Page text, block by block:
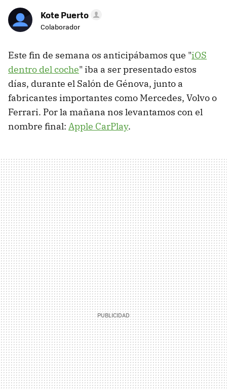
Kote Puerto
Colaborador
Este fin de semana os anticipábamos que "iOS
dentro del coche" iba a ser presentado estos
días, durante el Salón de Génova, junto a
fabricantes importantes como Mercedes, Volvo o
Ferrari. Por la mañana nos levantamos con el
nombre final: Apple CarPlay.